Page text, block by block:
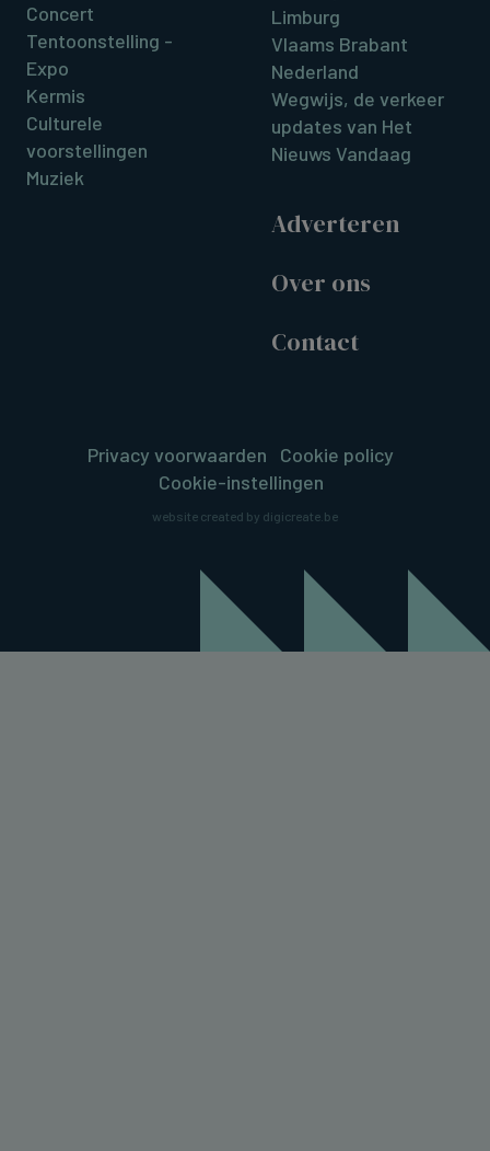
Concert
Tentoonstelling -
Expo
Kermis
Culturele
voorstellingen
Muziek
Limburg
Vlaams Brabant
Nederland
Wegwijs, de verkeer
updates van Het
Nieuws Vandaag
Adverteren
Over ons
Contact
Privacy voorwaarden
Cookie policy
Cookie-instellingen
website created by digicreate.be